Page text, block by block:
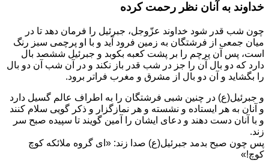
خداوند به آنان نظر رحمت کرده
چون شب قدر شود خداوند عزّوجل، جبرئيل را فرمان دهد تا در
ميان جمعى از فرشتگان به زمين فرود آيد و با او پرچمى سبز رنگ
است، پس آن پرچم را بر پشت كعبه بكوبد و جبرئيل ششصد بال
دارد كه دو بال آن را جز در شب قدر باز نكند و در آن شب آن دو بال
را بگشايد و آن دو بال از مشرق و مغرب فراتر برود.
و جبرئيل(ع) در چنين شبى فرشتگان را به اطراف عالم گسيل دارد
و آنان به هر ايستاده و نشسته و هر نمازگزار و ذكر گویى سلام كنند
و با آنان دست دهند و دعاى ايشان را آمين گويند تا سپيده صبح سر
زند.
پس چون صبح بدمد جبرئيل(ع) صدا زند: «اى گروه ملائكه كوچ
كوچ!»